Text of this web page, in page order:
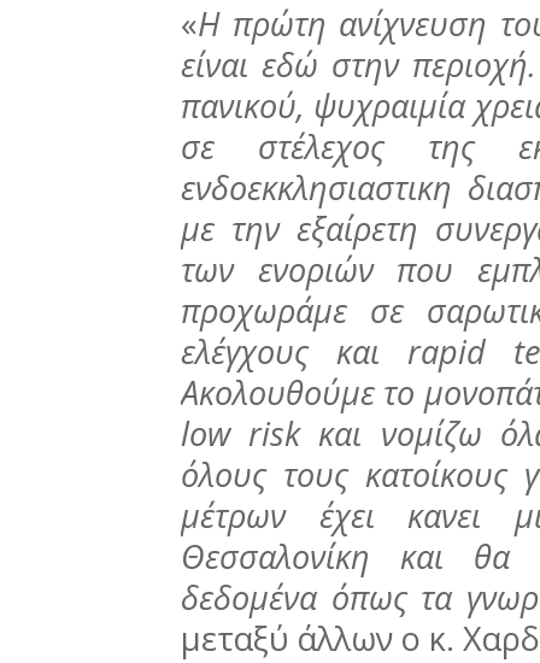
«Η πρώτη ανίχνευση
είναι εδώ στην
πανικού, ψυχραιμία
σε στέλεχος της
ενδοεκκλησιαστικη
με την εξαίρετη
των ενοριών που
προχωράμε σε
ελέγχους και rapid
Ακολουθούμε το
low risk και νομίζω
όλους τους
μέτρων έχει κανει
Θεσσαλονίκη και θα
δεδομένα όπως τα
μεταξύ άλλων ο κ.